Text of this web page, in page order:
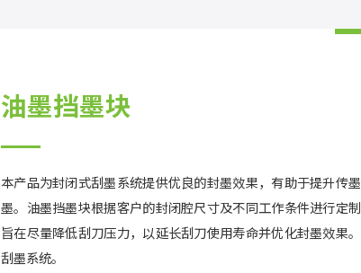
油墨挡墨块
本产品为封闭式刮墨系统提供优良的封墨效果，有助于提升传
墨。油墨挡墨块根据客户的封闭腔尺寸及不同工作条件进行定制
旨在尽量降低刮刀压力，以延长刮刀使用寿命并优化封墨效果
刮墨系统。